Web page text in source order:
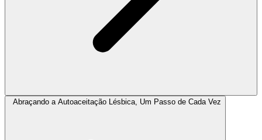
Abraçando a Autoaceitação Lésbica, Um Passo de Cada Vez